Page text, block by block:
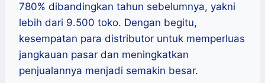
780% dibandingkan tahun sebelumnya, yakni
lebih dari 9.500 toko. Dengan begitu,
kesempatan para distributor untuk memperluas
jangkauan pasar dan meningkatkan
penjualannya menjadi semakin besar.